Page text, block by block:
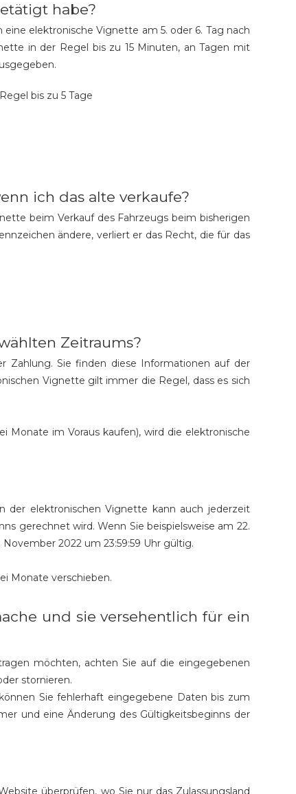
habe?
elektronische Vignette am 5. oder 6. Tag nach
in der Regel bis zu 15 Minuten, an Tagen mit
bis zu 5 Tage
ich das alte verkaufe?
beim Verkauf des Fahrzeugs beim bisherigen
ändere, verliert er das Recht, die für das
Zeitraums?
Zahlung. Sie finden diese Informationen auf der
Vignette gilt immer die Regel, dass es sich
Monate im Voraus kaufen), wird die elektronische
der elektronischen Vignette kann auch jederzeit
gerechnet wird. Wenn Sie beispielsweise am 22.
2022 um 23:59:59 Uhr gültig.
Monate verschieben.
und sie versehentlich für ein
möchten, achten Sie auf die eingegebenen
stornieren.
Sie fehlerhaft eingegebene Daten bis zum
und eine Änderung des Gültigkeitsbeginns der
überprüfen, wo Sie nur das Zulassungsland